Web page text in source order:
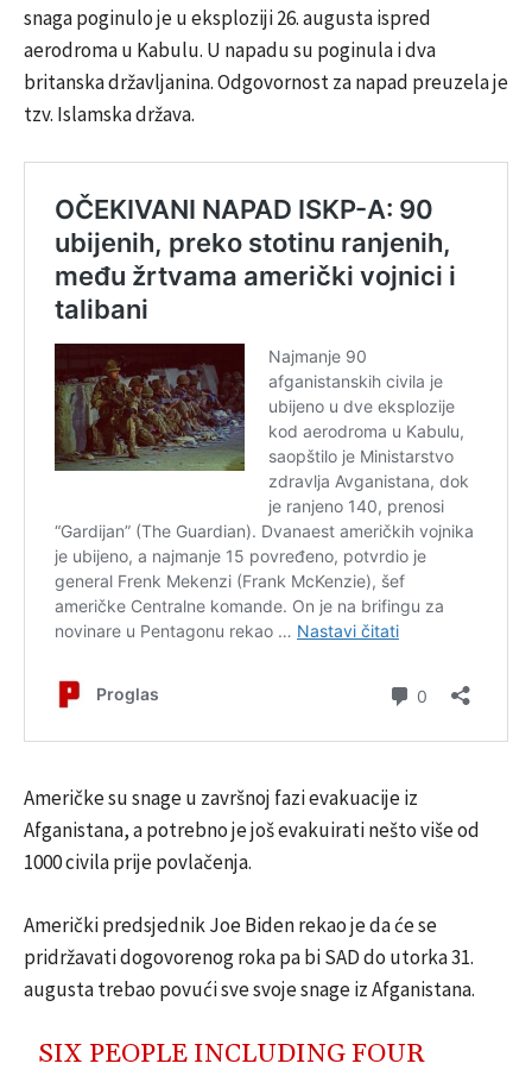
snaga poginulo je u eksploziji 26. augusta ispred
aerodroma u Kabulu. U napadu su poginula i dva
britanska državljanina. Odgovornost za napad preuzela je
tzv. Islamska država.
Američke su snage u završnoj fazi evakuacije iz
Afganistana, a potrebno je još evakuirati nešto više od
1000 civila prije povlačenja.
Američki predsjednik Joe Biden rekao je da će se
pridržavati dogovorenog roka pa bi SAD do utorka 31.
augusta trebao povući sve svoje snage iz Afganistana.
SIX PEOPLE INCLUDING FOUR